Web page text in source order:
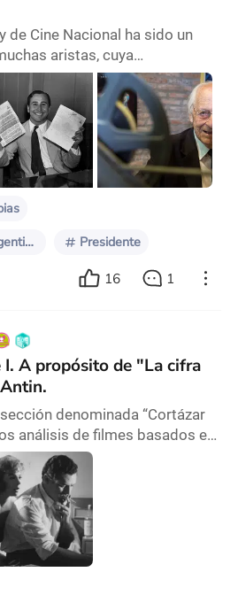
de Cine Nacional ha sido un
aristas, cuya
funcionó en su totalidad. Sin
en el terreno audiovisual y
defendemos y solicitamos
legislativo que funcione
políticas idóneas para su
para entender por qué hoy se
cine argentino Presidente
16 1
I. A propósito de "La cifra
denominada “Cortázar
análisis de filmes basados en
Julio Cortázar llevadas
tal vez más reconocido de
de la obra del escritor son
Manuel Antin. Las
realiza de las obras de
en la psicol